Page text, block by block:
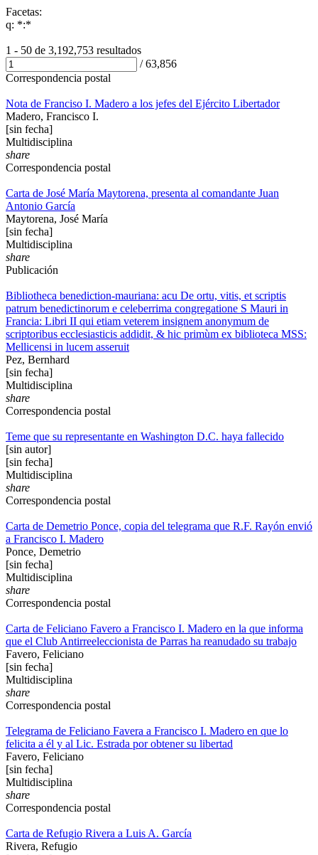
Facetas:
q: *:*
1 - 50 de 3,192,753 resultados
/63,856
Correspondencia postal
Nota de Franciso I. Madero a los jefes del Ejército Libertador
Madero, Francisco I.
[sin fecha]
Multidisciplina
share
Correspondencia postal
Carta de José María Maytorena, presenta al comandante Juan
Antonio García
Maytorena, José María
[sin fecha]
Multidisciplina
share
Publicación
Bibliotheca benediction-mauriana: acu De ortu, vitis, et scriptis
patrum benedictinorum e celeberrima congregatione S Mauri in
Francia: Libri II qui etiam veterem insignem anonymum de
scriptoribus ecclesiasticis addidit, & hic primùm ex biblioteca MSS:
Mellicensi in lucem asseruit
Pez, Bernhard
[sin fecha]
Multidisciplina
share
Correspondencia postal
Teme que su representante en Washington D.C. haya fallecido
[sin autor]
[sin fecha]
Multidisciplina
share
Correspondencia postal
Carta de Demetrio Ponce, copia del telegrama que R.F. Rayón envió
a Francisco I. Madero
Ponce, Demetrio
[sin fecha]
Multidisciplina
share
Correspondencia postal
Carta de Feliciano Favero a Francisco I. Madero en la que informa
que el Club Antirreeleccionista de Parras ha reanudado su trabajo
Favero, Feliciano
[sin fecha]
Multidisciplina
share
Correspondencia postal
Telegrama de Feliciano Favera a Francisco I. Madero en que lo
felicita a él y al Lic. Estrada por obtener su libertad
Favero, Feliciano
[sin fecha]
Multidisciplina
share
Correspondencia postal
Carta de Refugio Rivera a Luis A. García
Rivera, Refugio